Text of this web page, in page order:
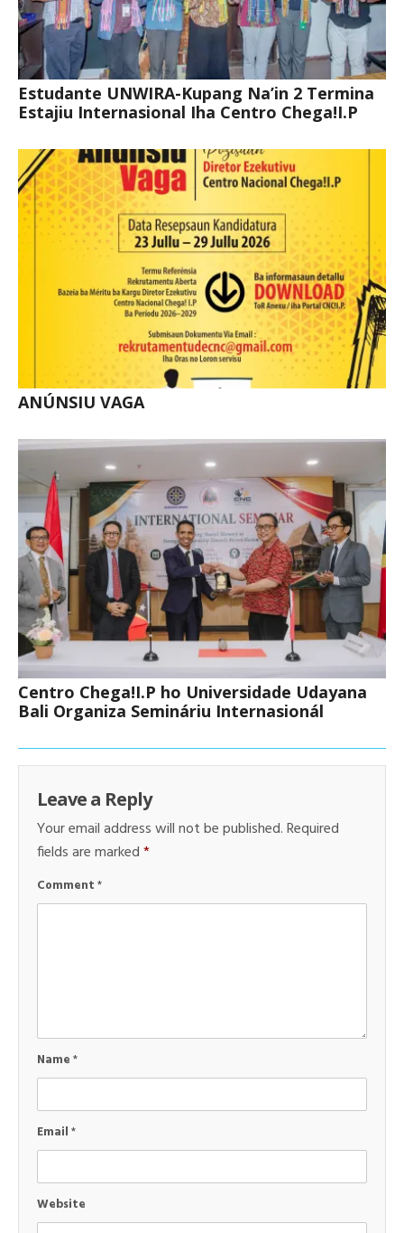
Estudante UNWIRA-Kupang Na’in 2 Termina
Estajiu Internasional Iha Centro Chega!I.P
ANÚNSIU VAGA
Centro Chega!I.P ho Universidade Udayana
Bali Organiza Semináriu Internasionál
Leave a Reply
Your email address will not be published.Required
fields are marked*
Comment*
Name*
Email*
Website